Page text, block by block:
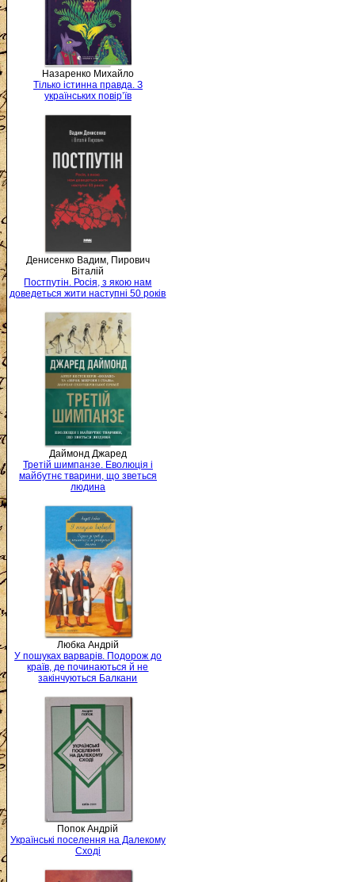
Назаренко Михайло
Тілько істинна правда. З
українських повір’їв
Денисенко Вадим, Пирович
Віталій
Постпутін. Росія, з якою нам
доведеться жити наступні 50 років
Даймонд Джаред
Третій шимпанзе. Еволюція і
майбутнє тварини, що зветься
людина
Любка Андрій
У пошуках варварів. Подорож до
країв, де починаються й не
закінчуються Балкани
Попок Андрій
Українські поселення на Далекому
Сході